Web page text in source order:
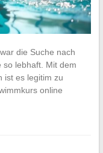
die Suche nach
so lebhaft. Mit dem
ist es legitim zu
online